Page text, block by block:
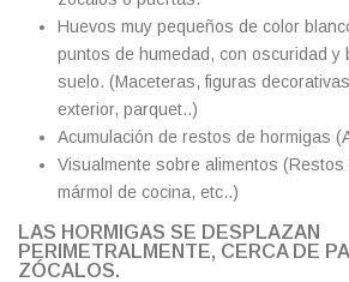
Huevos muy pequeños de color
puntos de humedad, con oscuridad y
suelo. (Maceteras, figuras
exterior, parquet..)
Acumulación de restos de hormigas
Visualmente sobre alimentos
mármol de cocina, etc..)
LAS HORMIGAS SE DESPLAZAN
PERIMETRALMENTE, CERCA DE
ZÓCALOS.